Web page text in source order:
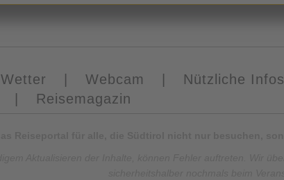
Wetter Webcam
Nützliche Infos
Reisemagazin